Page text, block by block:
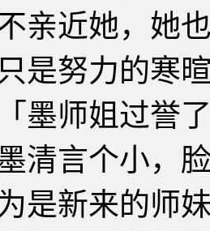
亲近她，她
努力的寒暄
师姐过誉了
言个小，脸
是新来的师